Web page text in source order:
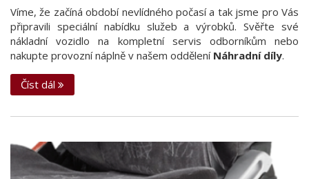
Víme, že začíná období nevlídného počasí a tak jsme pro Vás
připravili speciální nabídku služeb a výrobků. Svěřte své
nákladní vozidlo na kompletní servis odborníkům nebo
nakupte provozní náplně v našem oddělení Náhradní díly.
Číst dál